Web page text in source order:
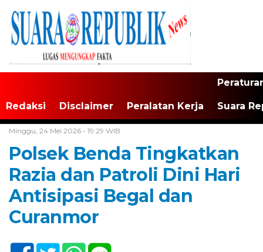
Redaksi Disclaimer Peralatan Kerja Suara
Minggu, 24 Mei 2026 - 19:29 WIB
Polsek Benda Tingkatkan
Razia dan Patroli Dini Hari
Antisipasi Begal dan
Curanmor